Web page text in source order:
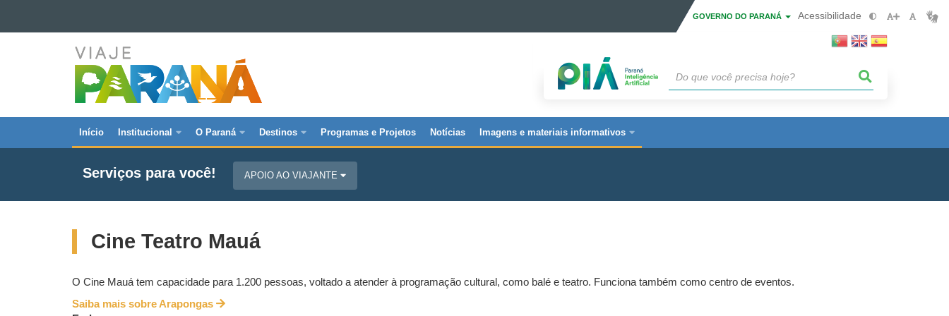
Ir para a navegação
Ir para a busca
GOVERNO DO PARANÁ Acessibilidade
VIAJE
PARANÁ
Navegação
principal
Início Institucional O Paraná Destinos Programas e Projetos Notícias Imagens e materiais informativos
Serviços para você! APOIO AO VIAJANTE
Cine Teatro Mauá
O Cine Mauá tem capacidade para 1.200 pessoas, voltado a atender à programação cultural, como balé e teatro. Funciona também como centro de eventos.
Saiba mais sobre Arapongas